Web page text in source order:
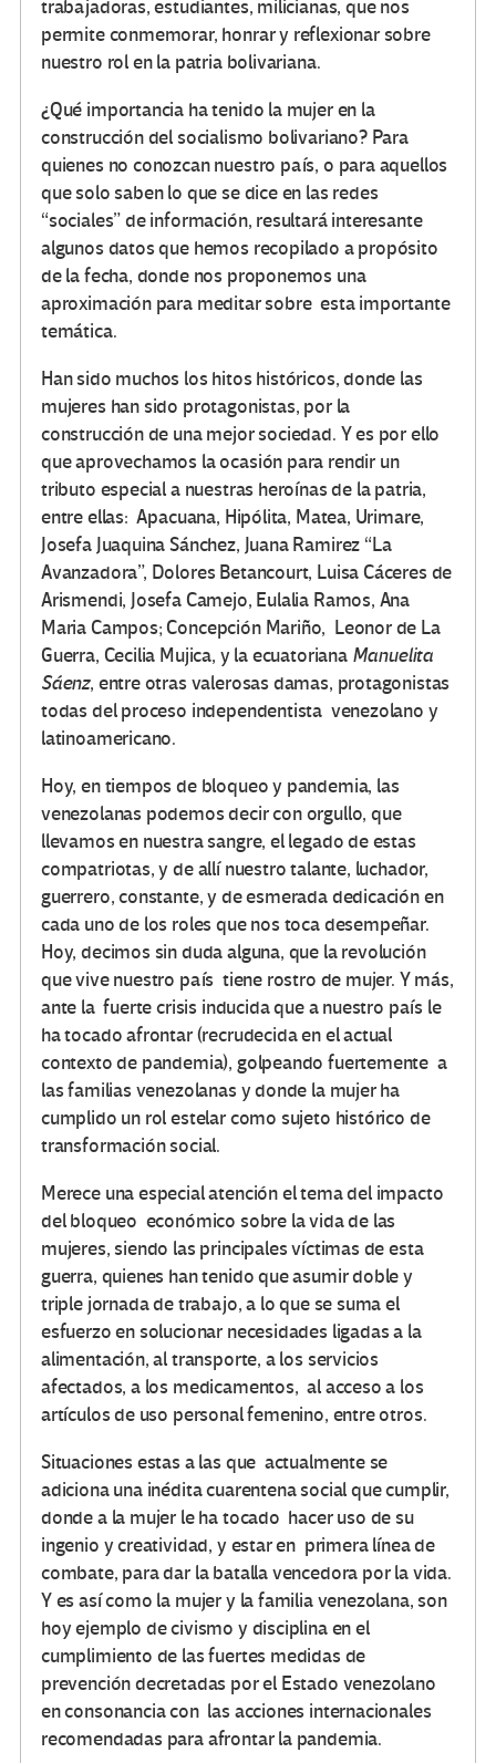
trabajadoras, estudiantes, milicianas, que nos
permite conmemorar, honrar y reflexionar sobre
nuestro rol en la patria bolivariana.
¿Qué importancia ha tenido la mujer en la
construcción del socialismo bolivariano? Para
quienes no conozcan nuestro país, o para aquellos
que solo saben lo que se dice en las redes
“sociales” de información, resultará interesante
algunos datos que hemos recopilado a propósito
de la fecha, donde nos proponemos una
aproximación para meditar sobre esta importante
temática.
Han sido muchos los hitos históricos, donde las
mujeres han sido protagonistas, por la
construcción de una mejor sociedad. Y es por ello
que aprovechamos la ocasión para rendir un
tributo especial a nuestras heroínas de la patria,
entre ellas: Apacuana, Hipólita, Matea, Urimare,
Josefa Juaquina Sánchez, Juana Ramirez “La
Avanzadora”, Dolores Betancourt, Luisa Cáceres de
Arismendi, Josefa Camejo, Eulalia Ramos, Ana
Maria Campos; Concepción Mariño, Leonor de La
Guerra, Cecilia Mujica, y la ecuatoriana Manuelita
Sáenz, entre otras valerosas damas, protagonistas
todas del proceso independentista venezolano y
latinoamericano.
Hoy, en tiempos de bloqueo y pandemia, las
venezolanas podemos decir con orgullo, que
llevamos en nuestra sangre, el legado de estas
compatriotas, y de allí nuestro talante, luchador,
guerrero, constante, y de esmerada dedicación en
cada uno de los roles que nos toca desempeñar.
Hoy, decimos sin duda alguna, que la revolución
que vive nuestro país tiene rostro de mujer. Y más,
ante la fuerte crisis inducida que a nuestro país le
ha tocado afrontar (recrudecida en el actual
contexto de pandemia), golpeando fuertemente a
las familias venezolanas y donde la mujer ha
cumplido un rol estelar como sujeto histórico de
transformación social.
Merece una especial atención el tema del impacto
del bloqueo económico sobre la vida de las
mujeres, siendo las principales víctimas de esta
guerra, quienes han tenido que asumir doble y
triple jornada de trabajo, a lo que se suma el
esfuerzo en solucionar necesidades ligadas a la
alimentación, al transporte, a los servicios
afectados, a los medicamentos, al acceso a los
artículos de uso personal femenino, entre otros.
Situaciones estas a las que actualmente se
adiciona una inédita cuarentena social que cumplir,
donde a la mujer le ha tocado hacer uso de su
ingenio y creatividad, y estar en primera línea de
combate, para dar la batalla vencedora por la vida.
Y es así como la mujer y la familia venezolana, son
hoy ejemplo de civismo y disciplina en el
cumplimiento de las fuertes medidas de
prevención decretadas por el Estado venezolano
en consonancia con las acciones internacionales
recomendadas para afrontar la pandemia.